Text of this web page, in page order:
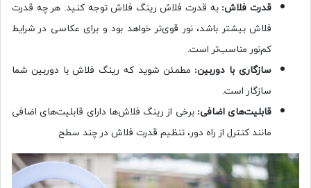
قدرت فلاش: به قدرت فلاش رینگ فلاش توجه کنید. هر چه قدرت
فلاش بیشتر باشد، نور قوی‌تر خواهد بود و برای عکاسی در شرایط
کم‌نور مناسب‌تر است.
سازگاری با دوربین: مطمئن شوید که رینگ فلاش با دوربین شما
سازگار است.
قابلیت‌های اضافی: برخی از رینگ فلاش‌ها دارای قابلیت‌های اضافی
مانند کنترل از راه دور، تنظیم قدرت فلاش در چند سطح